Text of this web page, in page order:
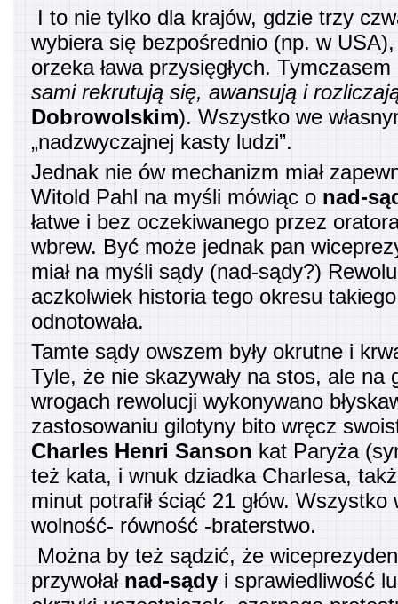
I to nie tylko dla krajów, gdzie trzy
wybiera się bezpośrednio (np. w
orzeka ława przysięgłych.
sami rekrutują się, awansują i
Dobrowolskim). Wszystko we
„nadzwyczajnej kasty ludzi”.
Jednak nie ów mechanizm miał
Witold Pahl na myśli mówiąc o nad-
łatwe i bez oczekiwanego przez
wbrew. Być może jednak pan
miał na myśli sądy (nad-sądy?)
aczkolwiek historia tego okresu
odnotowała.
Tamte sądy owszem były okrutne i
Tyle, że nie skazywały na stos, ale na
wrogach rewolucji wykonywano
zastosowaniu gilotyny bito wręcz
Charles Henri Sanson kat Paryża
też kata, i wnuk dziadka Charlesa,
minut potrafił ściąć 21 głów. Wszystko
wolność- równość -braterstwo.
Można by też sądzić, że
przywołał nad-sądy i sprawiedliwość